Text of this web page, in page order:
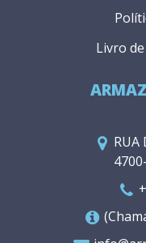
RUA
Livro